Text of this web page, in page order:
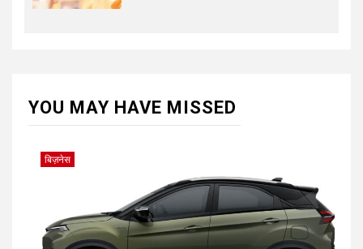
YOU MAY HAVE MISSED
बिज़नेस